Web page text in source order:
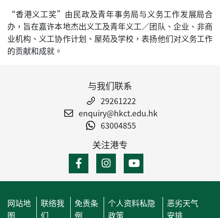
“香港义工奖”由民政及青年事务局与义务工作发展局合
办，旨在嘉许本地杰出义工及青年义工／团队、企业、非商
业机构、义工协作计划、屋苑及学校，表扬他们对义务工作
的贡献和成就。
与我们联系
29261222
enquiry@hkct.edu.hk
63004855
关注港专
网站地
图
联络我
们
免责条
例
个人资料私隐
政策
恶劣天气
安排